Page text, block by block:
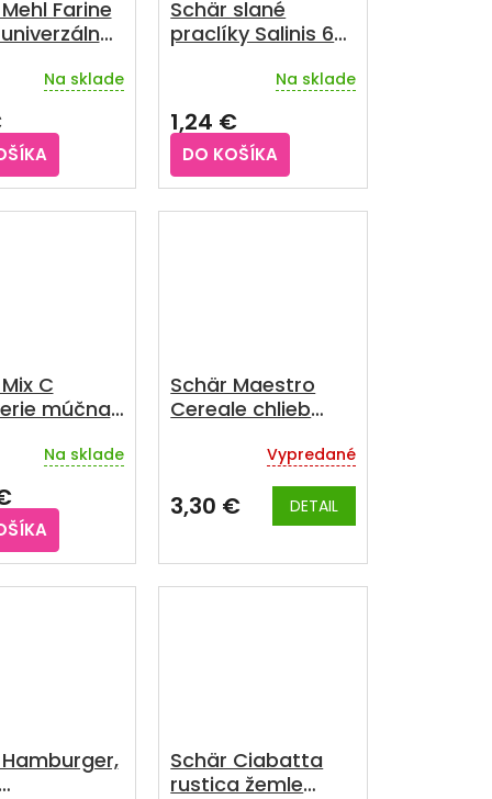
Farine
g
Na sklade
Schär slané
praclíky Salinis 60
Na sklade
1,24 €
DO KOŠÍKA
C
múčna
pečenie
Na sklade
Schär Maestro
Cereale chlieb
viaczrnný krájaný
Vypredané
3,30 € DETAIL
Schär Ciabatta
rustica žemle